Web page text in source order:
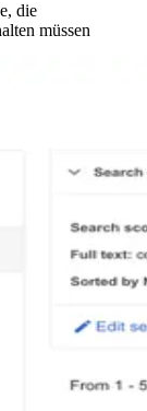
die
müssen